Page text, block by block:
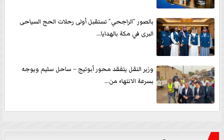
بالصور ”الراجحي” تستقبل أولى رحلات الحج السياحى
البرى في مكة بالهدايا...
وزير النقل يتفقد محور أبوتيج – ساحل سليم ويوجه
بسرعة الانتهاء من...